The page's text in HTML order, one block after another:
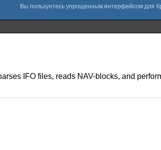
IFO files, reads NAV-blocks, and